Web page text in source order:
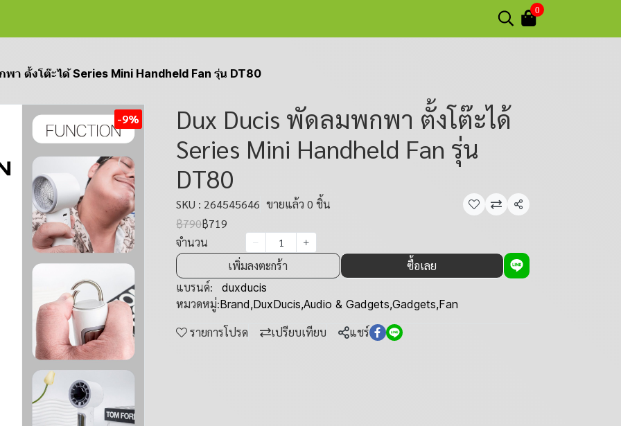
0
า ตั้งโต๊ะได้ Series Mini Handheld Fan รุ่น DT80
-9%
Dux Ducis พัดลมพกพา ตั้งโต๊ะได้
Series Mini Handheld Fan รุ่น
DT80
SKU : 264545646 ขายแล้ว 0 ชิ้น
แชร์
฿790฿719
จำนวน
เพิ่มลงตะกร้า
ซื้อเลย
แบรนด์:
duxducis
หมวดหมู่:Brand,DuxDucis,Audio & Gadgets,Gadgets,Fan
รายการโปรด เปรียบเทียบ แชร์